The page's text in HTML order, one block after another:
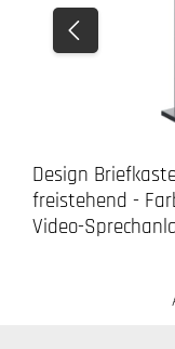
Design
freistehend -
Video-